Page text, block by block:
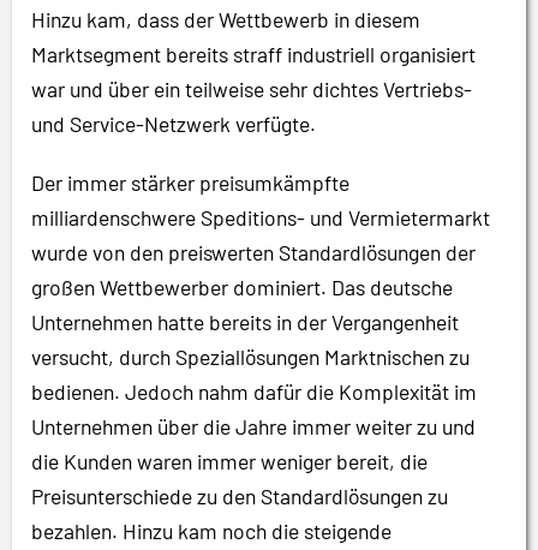
Hinzu kam, dass der Wettbewerb in diesem
Marktsegment bereits straff industriell organisiert
war und über ein teilweise sehr dichtes Vertriebs-
und Service-Netzwerk verfügte.
Der immer stärker preisumkämpfte
milliardenschwere Speditions- und Vermietermarkt
wurde von den preiswerten Standardlösungen der
großen Wettbewerber dominiert. Das deutsche
Unternehmen hatte bereits in der Vergangenheit
versucht, durch Speziallösungen Marktnischen zu
bedienen. Jedoch nahm dafür die Komplexität im
Unternehmen über die Jahre immer weiter zu und
die Kunden waren immer weniger bereit, die
Preisunterschiede zu den Standardlösungen zu
bezahlen. Hinzu kam noch die steigende